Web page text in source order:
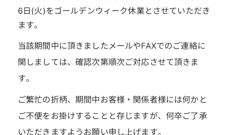
6日(火)をゴールデンウィーク休業とさせていただき
ます。
当該期間中に頂きましたメールやFAXでのご連絡に
関しましては、確認次第順次ご対応させて頂きま
す。
ご繁忙の折柄、期間中お客様・関係者様には何かと
ご不便をお掛けすることと存じますが、何卒ご了承
いただきますようお願い申し上げます。